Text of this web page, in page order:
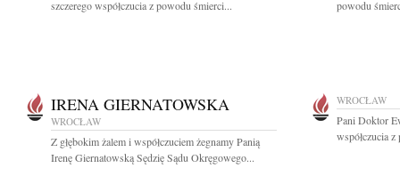
szczerego współczucia z powodu śmierci...
powodu
IRENA GIERNATOWSKA
WROCŁAW
Z głębokim żalem i współczuciem żegnamy Panią
Irenę Giernatowską Sędzię Sądu Okręgowego...
WROCŁAW
Pani Doktor
współczucia